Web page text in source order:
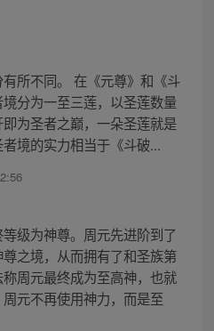
所不同。 在《元尊》和《斗
分为一至三莲，以圣莲数量
为圣者之巅，一朵圣莲就是
境的实力相当于《斗破...
级为神尊。周元先进阶到了
之境，从而拥有了和圣族第
周元最终成为至高神，也就
元不再使用神力，而是至